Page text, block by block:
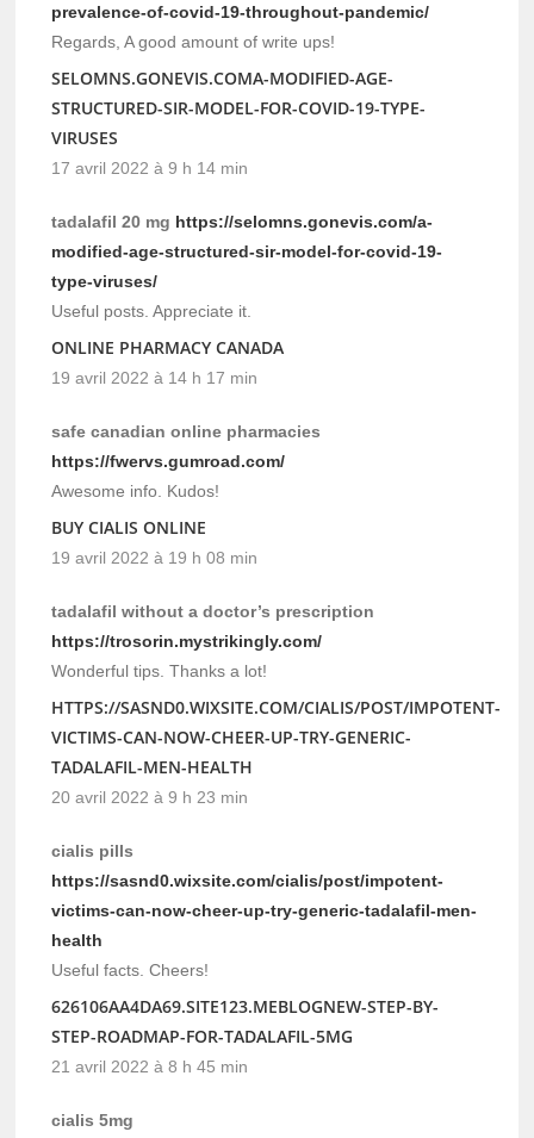
prevalence-of-covid-19-throughout-pandemic/
Regards, A good amount of write ups!
SELOMNS.GONEVIS.COMA-MODIFIED-AGE-
STRUCTURED-SIR-MODEL-FOR-COVID-19-TYPE-
VIRUSES
17 avril 2022 à 9 h 14 min
tadalafil 20 mg https://selomns.gonevis.com/a-
modified-age-structured-sir-model-for-covid-19-
type-viruses/
Useful posts. Appreciate it.
ONLINE PHARMACY CANADA
19 avril 2022 à 14 h 17 min
safe canadian online pharmacies
https://fwervs.gumroad.com/
Awesome info. Kudos!
BUY CIALIS ONLINE
19 avril 2022 à 19 h 08 min
tadalafil without a doctor’s prescription
https://trosorin.mystrikingly.com/
Wonderful tips. Thanks a lot!
HTTPS://SASND0.WIXSITE.COM/CIALIS/POST/IMPOTENT-
VICTIMS-CAN-NOW-CHEER-UP-TRY-GENERIC-
TADALAFIL-MEN-HEALTH
20 avril 2022 à 9 h 23 min
cialis pills
https://sasnd0.wixsite.com/cialis/post/impotent-
victims-can-now-cheer-up-try-generic-tadalafil-men-
health
Useful facts. Cheers!
626106AA4DA69.SITE123.MEBLOGNEW-STEP-BY-
STEP-ROADMAP-FOR-TADALAFIL-5MG
21 avril 2022 à 8 h 45 min
cialis 5mg